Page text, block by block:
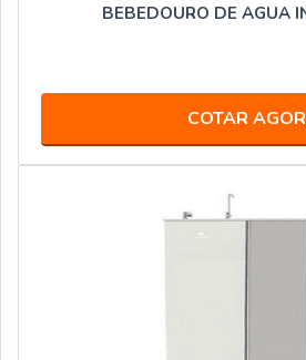
BEBEDOURO DE AGUA
COTAR